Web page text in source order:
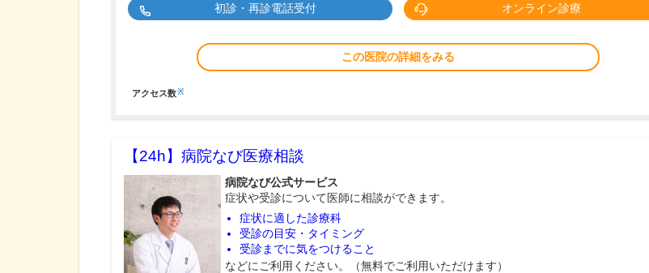
初診・再診電話受付 オンライン診療
この医院の詳細をみる
アクセス数※
【24h】 病院なび医療相談
病院なび公式サービス
症状や受診について医師に相談ができます。
症状に適した診療科
受診の目安・タイミング
受診までに気をつけること
などにご利用ください。（無料でご利用いただけます）